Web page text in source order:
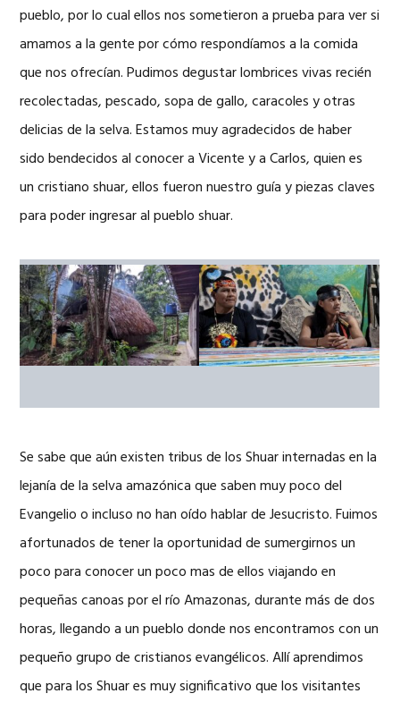
pueblo, por lo cual ellos nos sometieron a prueba para ver si
amamos a la gente por cómo respondíamos a la comida
que nos ofrecían. Pudimos degustar lombrices vivas recién
recolectadas, pescado, sopa de gallo, caracoles y otras
delicias de la selva. Estamos muy agradecidos de haber
sido bendecidos al conocer a Vicente y a Carlos, quien es
un cristiano shuar, ellos fueron nuestro guía y piezas claves
para poder ingresar al pueblo shuar.
Se sabe que aún existen tribus de los Shuar internadas en la
lejanía de la selva amazónica que saben muy poco del
Evangelio o incluso no han oído hablar de Jesucristo. Fuimos
afortunados de tener la oportunidad de sumergirnos un
poco para conocer un poco mas de ellos viajando en
pequeñas canoas por el río Amazonas, durante más de dos
horas, llegando a un pueblo donde nos encontramos con un
pequeño grupo de cristianos evangélicos. Allí aprendimos
que para los Shuar es muy significativo que los visitantes